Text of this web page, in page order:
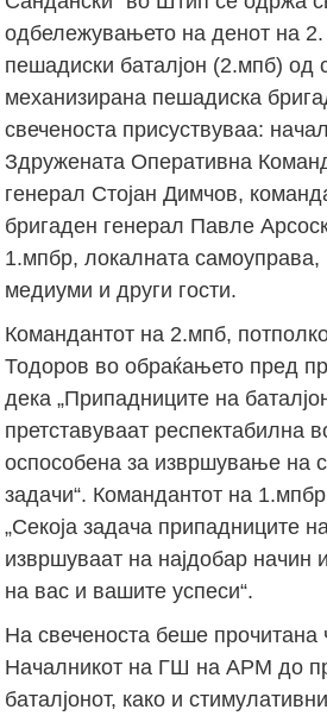
одбележувањето на денот на
пешадиски баталјон (2.мпб) од
механизирана пешадиска
свеченоста присуствуваа:
Здружената Оперативна
генерал Стојан Димчов,
бригаден генерал Павле
1.мпбр, локалната
медиуми и други гости.
Командантот на 2.мпб,
Тодоров во обраќањето пред
дека „Припадниците на
претставуваат респектабилна
оспособена за извршување на
задачи“. Командантот на
„Секоја задача припадниците
извршуваат на најдобар начин
на вас и вашите успеси“.
На свеченоста беше прочитана
Началникот на ГШ на АРМ до
баталјонот, како и